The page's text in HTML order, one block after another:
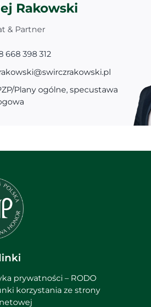
Rakowski
& Partner
668 398 312
Plany ogólne,specustawa
prywatności – RODO
korzystania ze strony